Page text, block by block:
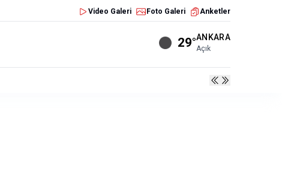
Video Galeri Foto Galeri Anketler
29°ANKARA
Açık